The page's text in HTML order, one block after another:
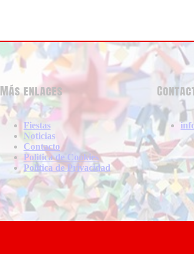
Más enlaces
Fiestas
Noticias
Contacto
Politica de Cookies
Politica de Privacidad